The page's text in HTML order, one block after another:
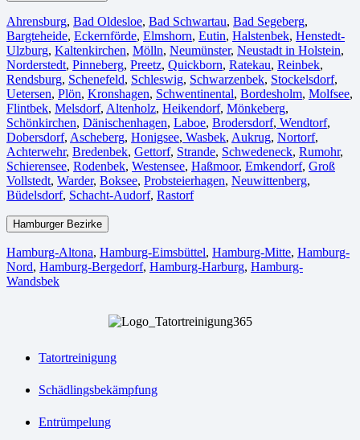
Ahrensburg, Bad Oldesloe, Bad Schwartau, Bad Segeberg,
Bargteheide, Eckernförde, Elmshorn, Eutin, Halstenbek, Henstedt-
Ulzburg, Kaltenkirchen, Mölln, Neumünster, Neustadt in Holstein,
Norderstedt, Pinneberg, Preetz, Quickborn, Ratekau, Reinbek,
Rendsburg, Schenefeld, Schleswig, Schwarzenbek, Stockelsdorf,
Uetersen, Plön, Kronshagen, Schwentinental, Bordesholm, Molfsee,
Flintbek, Melsdorf, Altenholz, Heikendorf, Mönkeberg,
Schönkirchen, Dänischenhagen, Laboe, Brodersdorf, Wendtorf,
Dobersdorf, Ascheberg, Honigsee, Wasbek, Aukrug, Nortorf,
Achterwehr, Bredenbek, Gettorf, Strande, Schwedeneck, Rumohr,
Schierensee, Rodenbek, Westensee, Haßmoor, Emkendorf, Groß
Vollstedt, Warder, Boksee, Probsteierhagen, Neuwittenberg,
Büdelsdorf, Schacht-Audorf, Rastorf
Hamburger Bezirke
Hamburg-Altona, Hamburg-Eimsbüttel, Hamburg-Mitte, Hamburg-
Nord, Hamburg-Bergedorf, Hamburg-Harburg, Hamburg-
Wandsbek
Tatortreinigung
Schädlingsbekämpfung
Entrümpelung